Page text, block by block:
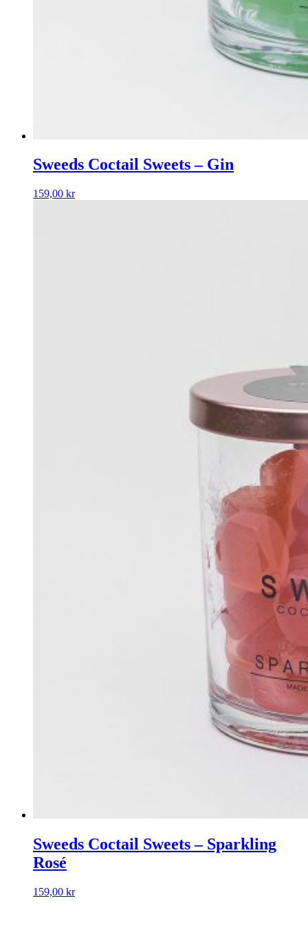
Sweeds Coctail Sweets – Gin
159,00 kr
Sweeds Coctail Sweets – Sparkling
Rosé
159,00 kr